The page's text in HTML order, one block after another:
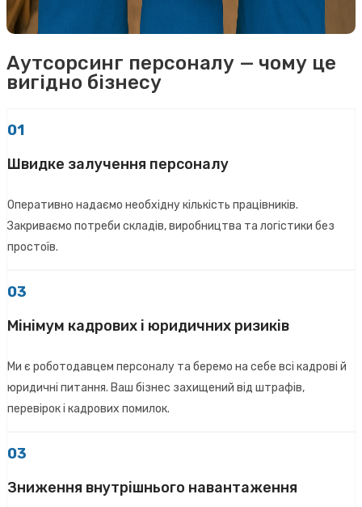
Аутсорсинг персоналу — чому це
вигідно бізнесу
01
Швидке залучення персоналу
Оперативно надаємо необхідну кількість працівників.
Закриваємо потреби складів, виробництва та логістики без
простоїв.
03
Мінімум кадрових і юридичних ризиків
Ми є роботодавцем персоналу та беремо на себе всі кадрові й
юридичні питання. Ваш бізнес захищений від штрафів,
перевірок і кадрових помилок.
03
Зниження внутрішнього навантаження